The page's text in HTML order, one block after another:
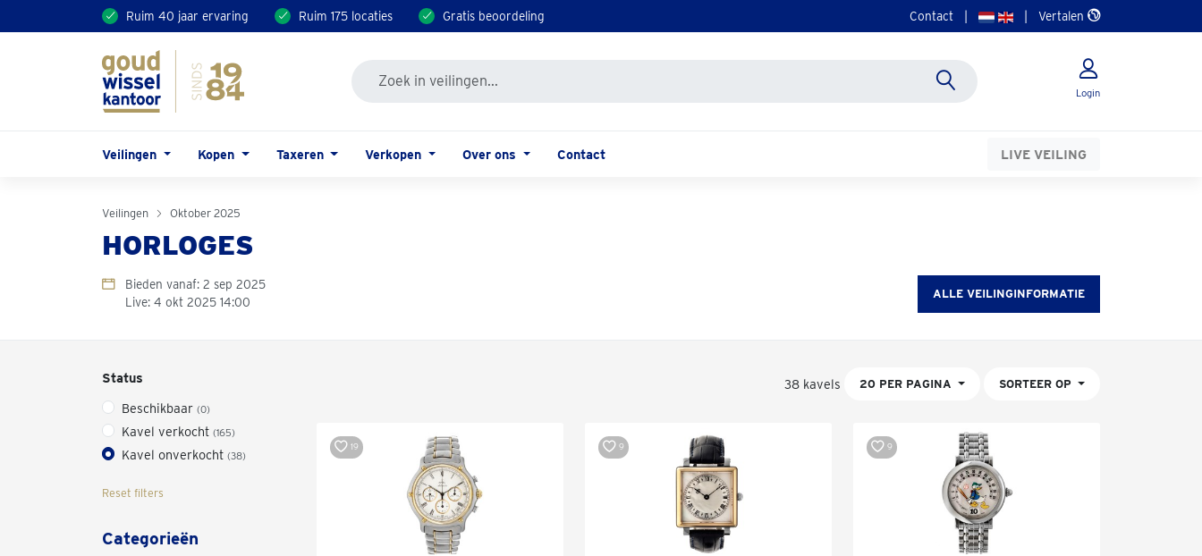
Ruim 40 jaar ervaring Ruim 175 locaties Gratis beoordeling Contact Vertalen
Login
Veilingen Kopen Taxeren Verkopen Over ons Contact LIVE VEILING
Veilingen Oktober 2025
HORLOGES
Bieden vanaf: 2 sep 2025
Live: 4 okt 2025 14:00
ALLE VEILINGINFORMATIE
Status
Beschikbaar (0)
Kavel verkocht (165)
Kavel onverkocht (38)
Reset filters
Categorieën
38 kavels 20 PER PAGINA SORTEER OP
19 9 9